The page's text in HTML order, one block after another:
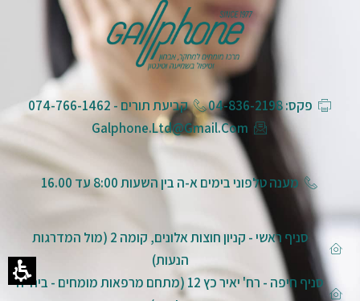
פקס: 04-836-2198
קביעת תורים - 074-766-1462
Galphone.ltd@gmail.com
מענה טלפוני בימים א-ה בין השעות 8:00 עד 16.00
סניף ראשי - קניון חוצות אלונים, קומה 2 (מול המדרגות
הנעות)
סניף חיפה - רח' יאיר כץ 12 (מתחם מרפאות מומחים - ביה"ח